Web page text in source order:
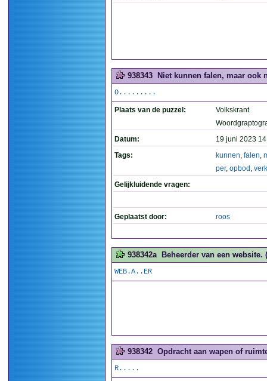
938343 Niet kunnen falen, maar ook
O.........
Plaats van de puzzel:
Volkskrant
Datum:
19 juni 2023
Tags:
kunnen, falen,
per, opbod ,
Gelijkluidende vragen:
Geplaatst door: roos
938342a Beheerder van een website.
WEB.A..ER
938342 Opdracht aan wapen of
R.....